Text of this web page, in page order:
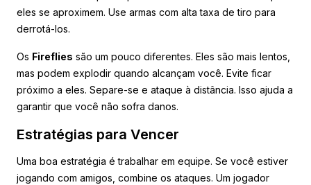
eles se aproximem. Use armas com alta taxa de tiro para
derrotá-los.
Os Fireflies são um pouco diferentes. Eles são mais lentos,
mas podem explodir quando alcançam você. Evite ficar
próximo a eles. Separe-se e ataque à distância. Isso ajuda a
garantir que você não sofra danos.
Estratégias para Vencer
Uma boa estratégia é trabalhar em equipe. Se você estiver
jogando com amigos, combine os ataques. Um jogador